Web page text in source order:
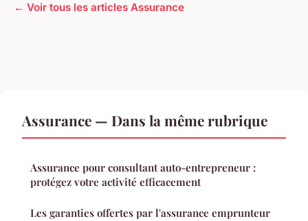
← Voir tous les articles Assurance
Assurance — Dans la même rubrique
Assurance pour consultant auto-entrepreneur :
protégez votre activité efficacement
Les garanties offertes par l'assurance emprunteur